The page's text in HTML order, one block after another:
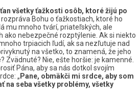
všetky ťažkosti osôb, ktoré žijú po
Bohu o ťažkostiach, ktoré ho
mu mnoho tvárí, priateľských, ale
ako nebezpečné rozptýlenie. Ak si niekto
trpiacich ľudí, ak sa nezľutuje nad
na všetko, to znamená, že jeho
Zvädnuté? Nie, ešte horšie: je kamenné.
Pána, aby sa nás dotkol svojím
„ Pane, obmäkči mi srdce, aby som
na seba všetky problémy, všetky